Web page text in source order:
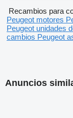
Recambios para
Peugeot motores
Peugeot unidades
cambios Peugeot
Anuncios